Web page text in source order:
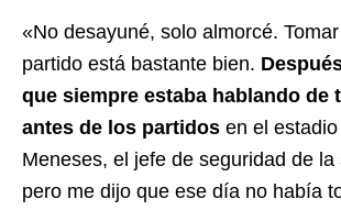
«No desayuné, solo almorcé.
partido está bastante bien.
que siempre estaba hablando de
antes de los partidos en el
Meneses, el jefe de seguridad de la
pero me dijo que ese día no había